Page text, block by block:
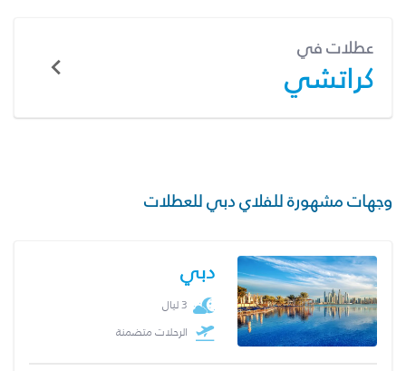
عطلات في
كراتشي
وجهات مشهورة للفلاي دبي للعطلات
دبي
3 ليال
الرحلات متضمنة